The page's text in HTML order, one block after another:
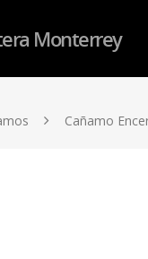
Monterrey
Cañamo